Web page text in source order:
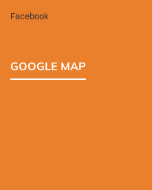
Facebook
GOOGLE MAP